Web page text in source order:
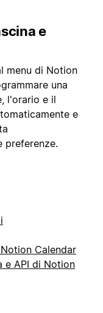
e
menu di Notion
una
l'orario e il
e
preferenze.
Calendar
e API di Notion